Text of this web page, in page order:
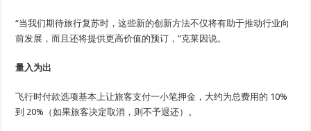
“当我们期待旅行复苏时，这些新的创新方法不仅将有助于推动行业向
前发展，而且还将提供更高价值的预订，”克莱因说。
量入为出
飞行时付款选项基本上让旅客支付一小笔押金，大约为总费用的 10%
到 20%（如果旅客决定取消，则不予退还）。